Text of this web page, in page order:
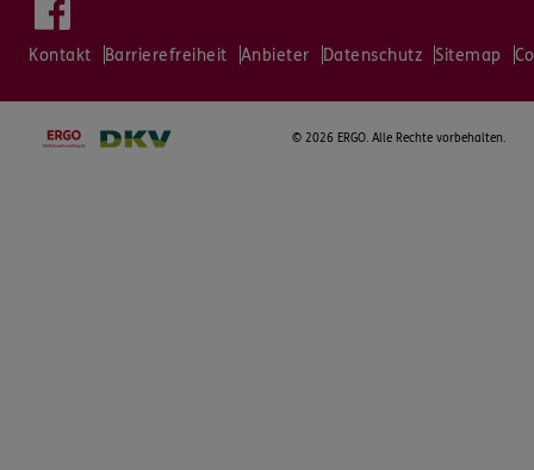
Kontakt Barrierefreiheit Anbieter Datenschutz Sitemap
© 2026 ERGO. Alle Rechte vorbehalten.